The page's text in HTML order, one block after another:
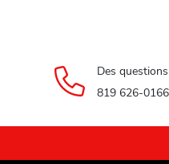
Des questions
819 626-0166